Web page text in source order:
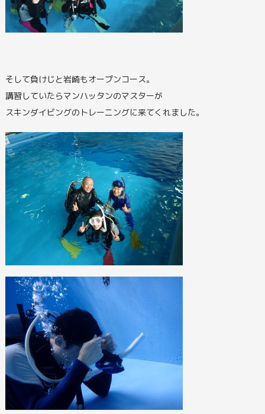
そして負けじと岩崎もオープンコース。
講習していたらマンハッタンのマスターが
スキンダイビングのトレーニングに来てくれました。